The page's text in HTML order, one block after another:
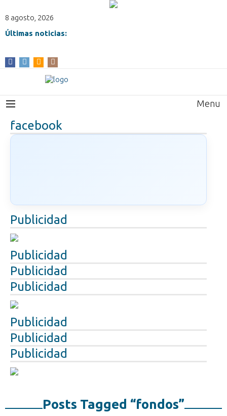
8 agosto, 2026
Últimas noticias:
Menu
facebook
Publicidad
Publicidad
Publicidad
Publicidad
Publicidad
Publicidad
Publicidad
Posts Tagged “fondos”